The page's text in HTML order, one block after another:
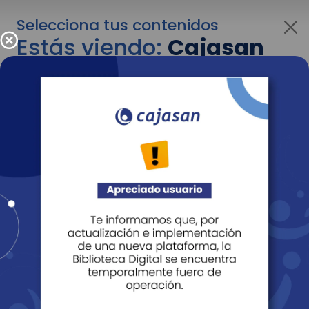
Selecciona tus contenidos
Estás viendo:Cajasan
corporativo
Para cambiar al contenido de tu interés más
adelante recuerda utilizar el menú
Entendido